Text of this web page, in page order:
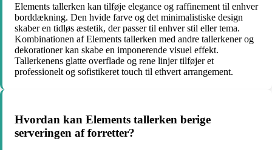
Elements tallerken kan tilføje elegance og raffinement til enhver
borddækning. Den hvide farve og det minimalistiske design
skaber en tidløs æstetik, der passer til enhver stil eller tema.
Kombinationen af Elements tallerken med andre tallerkener og
dekorationer kan skabe en imponerende visuel effekt.
Tallerkenens glatte overflade og rene linjer tilføjer et
professionelt og sofistikeret touch til ethvert arrangement.
Hvordan kan Elements tallerken berige
serveringen af forretter?